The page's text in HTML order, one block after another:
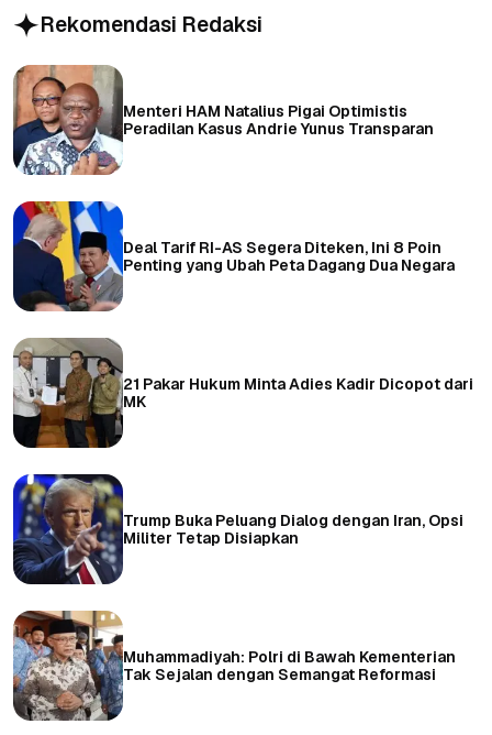
Rekomendasi Redaksi
Menteri HAM Natalius Pigai Optimistis
Peradilan Kasus Andrie Yunus Transparan
Deal Tarif RI-AS Segera Diteken, Ini 8 Poin
Penting yang Ubah Peta Dagang Dua Negara
21 Pakar Hukum Minta Adies Kadir Dicopot dari
MK
Trump Buka Peluang Dialog dengan Iran, Opsi
Militer Tetap Disiapkan
Muhammadiyah: Polri di Bawah Kementerian
Tak Sejalan dengan Semangat Reformasi